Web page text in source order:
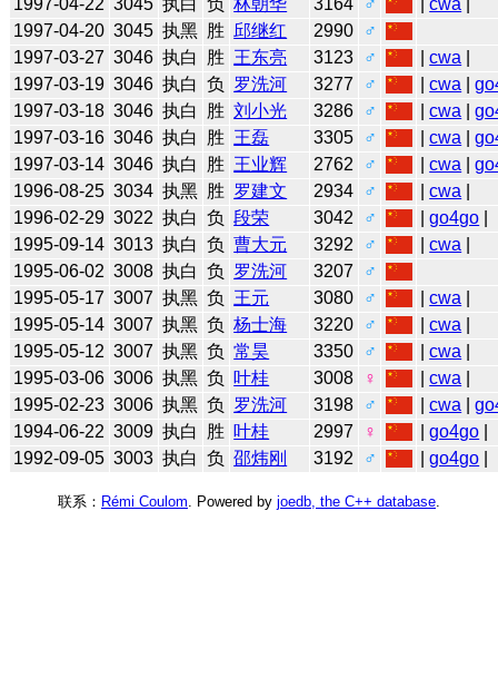
1997-04-20 3045 执黑 胜 邱继红 2990
♂
1997-03-27 3046 执白 胜 王东亮 3123 ♂ |cwa
1997-03-19 3046 执白 负 罗洗河 3277 ♂ |cwa |
1997-03-18 3046 执白 胜 刘小光 3286 ♂ |cwa |
1997-03-16 3046 执白 胜 王磊 3305 ♂ |cwa |
1997-03-14 3046 执白 胜 王业辉 2762 ♂ |cwa |
1996-08-25 3034 执黑 胜 罗建文 2934 ♂ |cwa
1996-02-29 3022 执白 负 段荣 3042 ♂ |go4go
1995-09-14 3013 执白 负 曹大元 3292 ♂ |cwa
1995-06-02 3008 执白 负 罗洗河 3207
♂
1995-05-17 3007 执黑 负 王元 3080 ♂ |cwa
1995-05-14 3007 执黑 负 杨士海 3220 ♂ |cwa
1995-05-12 3007 执黑 负 常昊 3350 ♂ |cwa
1995-03-06 3006 执黑 负 叶桂 3008 ♀ |cwa
1995-02-23 3006 执黑 负 罗洗河 3198 ♂ |cwa |
1994-06-22 3009 执白 胜 叶桂 2997 ♀ |go4go
1992-09-05 3003 执白 负 邵炜刚 3192 ♂ |go4go
联系： Rémi Coulom . Powered by joedb, the C++ database